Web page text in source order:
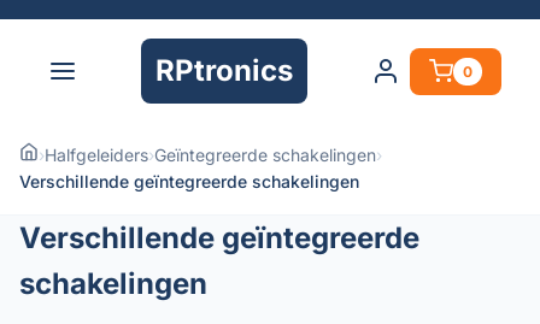
RPtronics 0
›Halfgeleiders›Geïntegreerde schakelingen›
Verschillende geïntegreerde schakelingen
Verschillende geïntegreerde
schakelingen